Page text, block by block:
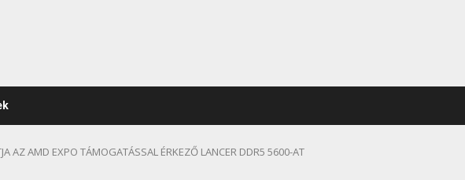
AZ AMD EXPO TÁMOGATÁSSAL ÉRKEZŐ LANCER DDR5 5600-AT